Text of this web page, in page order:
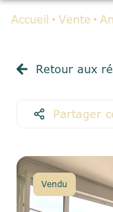
VENTES
BIENS
GESTION
LOCATIVE
Accueil Vente
Retour aux
Partager
Vendu